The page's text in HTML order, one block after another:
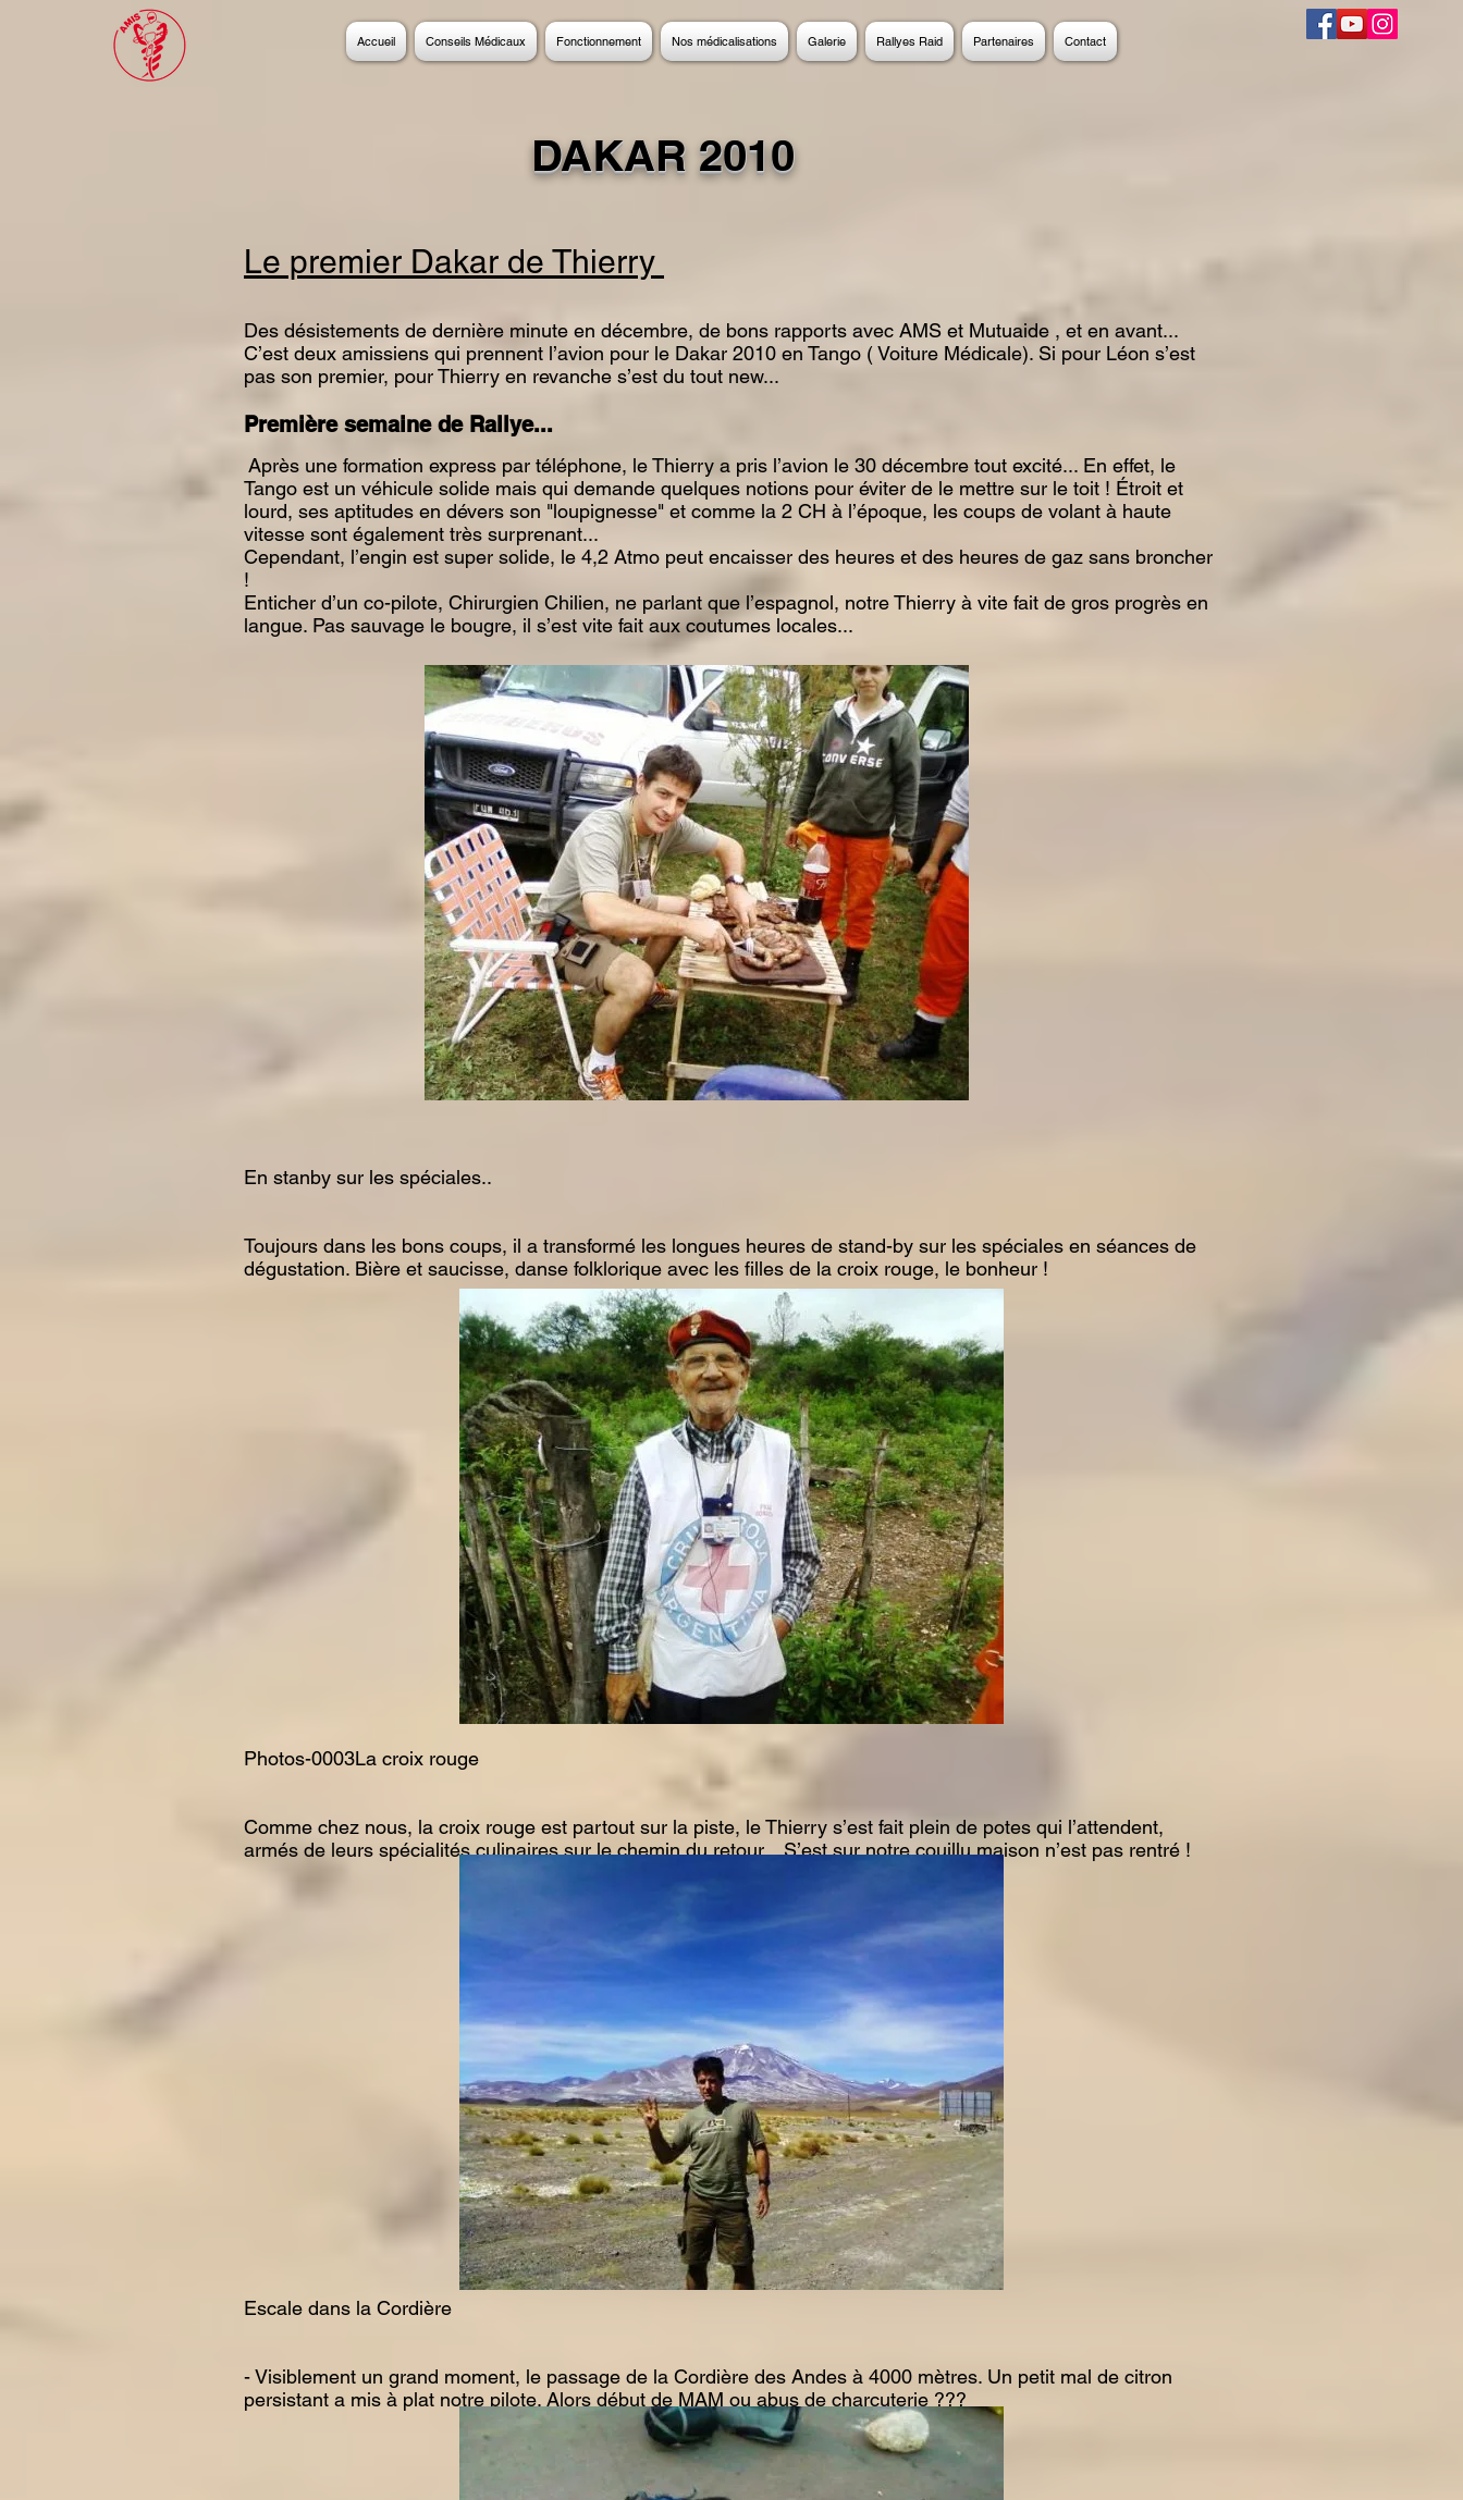
Accueil Conseils Médicaux Fonctionnement Nos médicalisations Galerie Rallyes Raid Partenaires Contact
DAKAR 2010
Le premier Dakar de Thierry
Des désistements de dernière minute en décembre, de bons rapports avec AMS et Mutuaide , et en avant...
C’est deux amissiens qui prennent l’avion pour le Dakar 2010 en Tango ( Voiture Médicale). Si pour Léon s’est
pas son premier, pour Thierry en revanche s’est du tout new...
Première semaine de Rallye...
Après une formation express par téléphone, le Thierry a pris l’avion le 30 décembre tout excité... En effet, le
Tango est un véhicule solide mais qui demande quelques notions pour éviter de le mettre sur le toit ! Étroit et
lourd, ses aptitudes en dévers son "loupignesse" et comme la 2 CH à l’époque, les coups de volant à haute
vitesse sont également très surprenant...
Cependant, l’engin est super solide, le 4,2 Atmo peut encaisser des heures et des heures de gaz sans broncher
!
Enticher d’un co-pilote, Chirurgien Chilien, ne parlant que l’espagnol, notre Thierry à vite fait de gros progrès en
langue. Pas sauvage le bougre, il s’est vite fait aux coutumes locales...
En stanby sur les spéciales..
Toujours dans les bons coups, il a transformé les longues heures de stand-by sur les spéciales en séances de
dégustation. Bière et saucisse, danse folklorique avec les filles de la croix rouge, le bonheur !
Photos-0003La croix rouge
Comme chez nous, la croix rouge est partout sur la piste, le Thierry s’est fait plein de potes qui l’attendent,
armés de leurs spécialités culinaires sur le chemin du retour... S’est sur notre couillu maison n’est pas rentré !
Escale dans la Cordière
- Visiblement un grand moment, le passage de la Cordière des Andes à 4000 mètres. Un petit mal de citron
persistant a mis à plat notre pilote. Alors début de MAM ou abus de charcuterie ???